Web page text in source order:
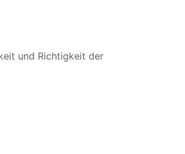
und Richtigkeit der